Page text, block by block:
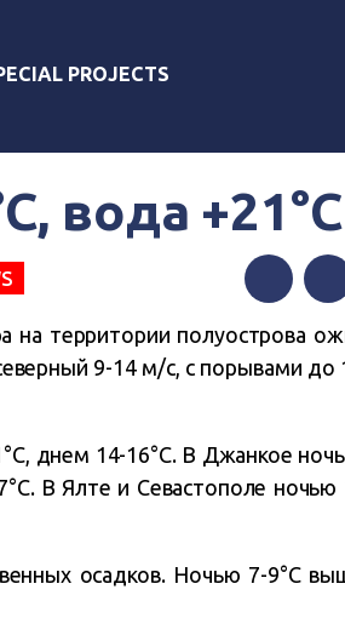
PROJECTS
вода +21°C
Facebook
на территории полуострова
9-14 м/с, с порывами до
днем 14-16°C. В Джанкое
В Ялте и Севастополе ночью
осадков. Ночью 7-9°C